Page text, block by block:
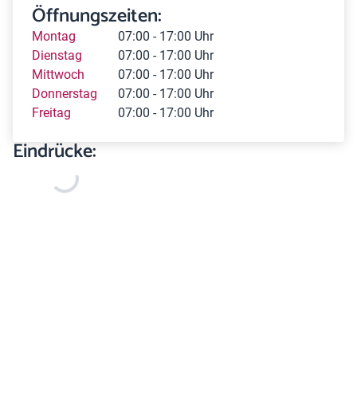
Öffnungszeiten:
Montag
07:00 - 17:00 Uhr
Dienstag
07:00 - 17:00 Uhr
Mittwoch
07:00 - 17:00 Uhr
Donnerstag
07:00 - 17:00 Uhr
Freitag
07:00 - 17:00 Uhr
Eindrücke: